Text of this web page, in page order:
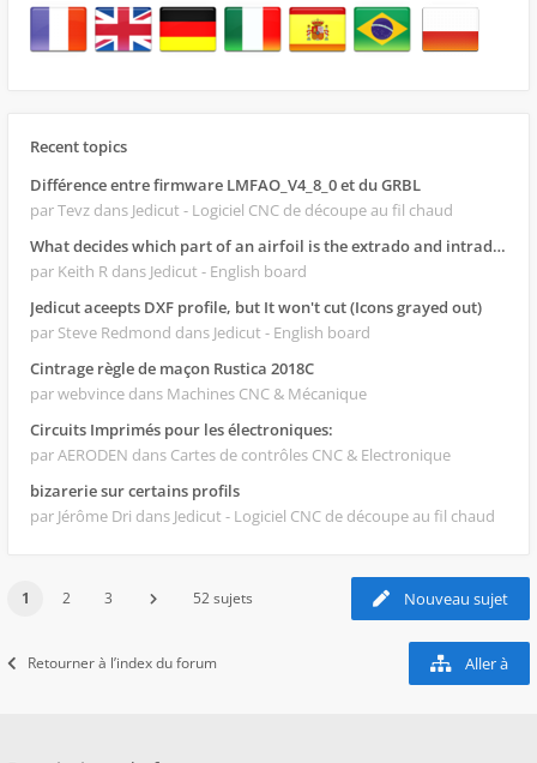
Recent topics
Différence entre firmware LMFAO_V4_8_0 et du GRBL
par Tevz dans Jedicut - Logiciel CNC de découpe au fil chaud
What decides which part of an airfoil is the extrado and intrado?
par Keith R dans Jedicut - English board
Jedicut aceepts DXF profile, but It won't cut (Icons grayed out)
par Steve Redmond dans Jedicut - English board
Cintrage règle de maçon Rustica 2018C
par webvince dans Machines CNC & Mécanique
Circuits Imprimés pour les électroniques:
par AERODEN dans Cartes de contrôles CNC & Electronique
bizarerie sur certains profils
par Jérôme Dri dans Jedicut - Logiciel CNC de découpe au fil chaud
Nouveau sujet
1 2 3 52 sujets
Retourner à l’index du forum Aller à